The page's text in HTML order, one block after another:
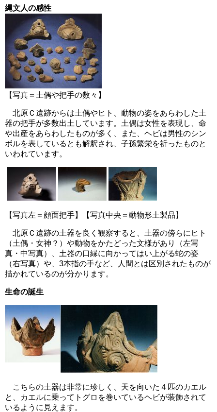
縄文人の感性
【写真＝土偶や把手の数々】
北原Ｃ遺跡からは土偶やヒト、動物の姿をあらわした土
器の把手が多数出土しています。土偶は女性を表現し、命
や出産をあらわしたものが多く、また、ヘビは男性のシン
ボルを表しているとも解釈され、子孫繁栄を祈ったものと
いわれています。
【写真左＝顔面把手】【写真中央＝動物形土製品】
北原Ｃ遺跡の土器を良く観察すると、土器の傍らにヒト
（土偶・女神？）や動物をかたどった文様があり（左写
真・中写真）、土器の口縁に向かってはい上がる蛇の姿
（右写真）や、3本指の手など、人間とは区別されたものが
描かれているのが分かります。
生命の誕生
こちらの土器は非常に珍しく、天を向いた４匹のカエル
と、カエルに乗ってトグロを巻いているヘビが装飾されて
いるように見えます。